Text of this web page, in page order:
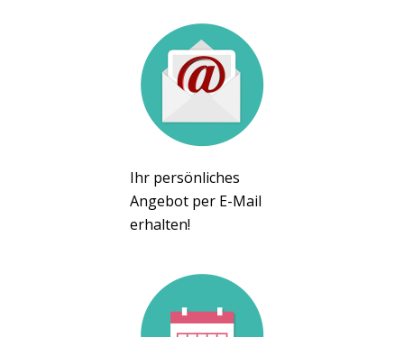
Ihr persönliches
Angebot per E-Mail
erhalten!